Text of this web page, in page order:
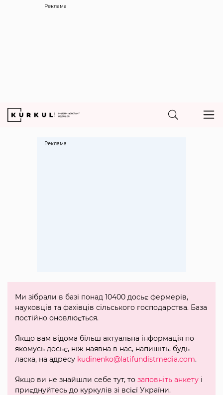
Реклама
Ми зібрали в базі понад 10400 досьє фермерів,
науковців та фахівців сільського господарства. База
постійно оновлюється.
Якщо вам відома більш актуальна інформація по
якомусь досьє, ніж наявна в нас, напишіть, будь
ласка, на адресу kudinenko@latifundistmedia.com.
Якщо ви не знайшли себе тут, то заповніть анкету і
приєднуйтесь до куркулів зі всієї України.
Реклама